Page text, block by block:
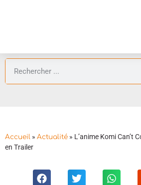
Accueil » Actualité » L’anime Komi Can’t
en Trailer